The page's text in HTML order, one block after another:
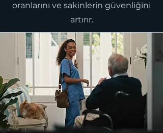
oranlarını ve sakinlerin güvenliğini
artırır.